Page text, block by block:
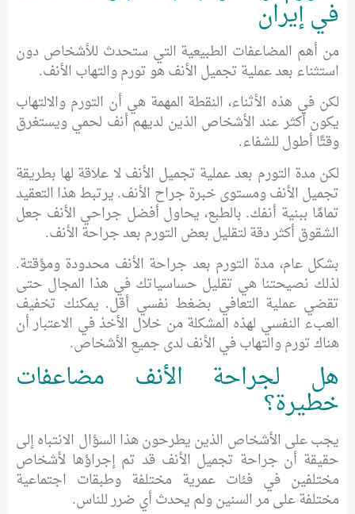
في إيران
من أهم المضاعفات الطبيعية التي ستحدث للأشخاص دون
استثناء بعد عملية تجميل الأنف هو تورم والتهاب الأنف.
لكن في هذه الأثناء، النقطة المهمة هي أن التورم والالتهاب
يكون أكثر عند الأشخاص الذين لديهم أنف لحمي ويستغرق
وقتًا أطول للشفاء.
لكن مدة التورم بعد عملية تجميل الأنف لا علاقة لها بطريقة
تجميل الأنف ومستوى خبرة جراح الأنف. يرتبط هذا التعقيد
تمامًا ببنية أنفك. بالطبع، يحاول أفضل جراحي الأنف جعل
الشقوق أكثر دقة لتقليل بعض التورم بعد جراحة الأنف.
بشكل عام، مدة التورم بعد جراحة الأنف محدودة ومؤقتة.
لذلك نصيحتنا هي تقليل حساسياتك في هذا المجال حتى
تقضي عملية التعافي بضغط نفسي أقل. يمكنك تخفيف
العبء النفسي لهذه المشكلة من خلال الأخذ في الاعتبار أن
هناك تورم والتهاب في الأنف لدى جميع الأشخاص.
هل لجراحة الأنف مضاعفات
خطيرة؟
يجب على الأشخاص الذين يطرحون هذا السؤال الانتباه إلى
حقيقة أن جراحة تجميل الأنف قد تم إجراؤها لأشخاص
مختلفين في فئات عمرية مختلفة وطبقات اجتماعية
مختلفة على مر السنين ولم يحدث أي ضرر للناس.